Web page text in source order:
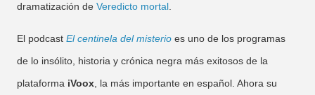
dramatización de Veredicto mortal
El podcast El centinela del misterio es uno de los programas
de lo insólito, historia y crónica negra más exitosos de la
plataforma iVoox , la más importante en español. Ahora su